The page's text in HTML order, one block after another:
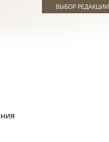
ВЫБОР РЕДАКЦИИ